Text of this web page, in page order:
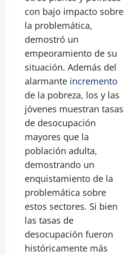
con bajo impacto sobre
la problemática,
demostró un
empeoramiento de su
situación. Además del
alarmante incremento
de la pobreza, los y las
jóvenes muestran tasas
de desocupación
mayores que la
población adulta,
demostrando un
enquistamiento de la
problemática sobre
estos sectores. Si bien
las tasas de
desocupación fueron
históricamente más